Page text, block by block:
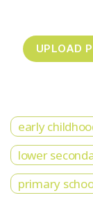
early
lower
primary